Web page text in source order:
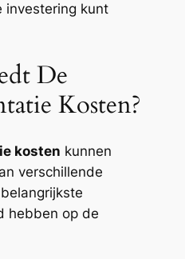
investering kunt
De
Kosten?
kosten kunnen
verschillende
hebben op de